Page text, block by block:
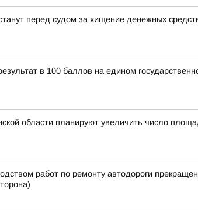
перед судом за хищение денежных
в 100 баллов на едином
области планируют увеличить число
работ по ремонту автодороги